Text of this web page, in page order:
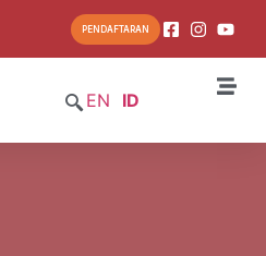
PENDAFTARAN
EN ID